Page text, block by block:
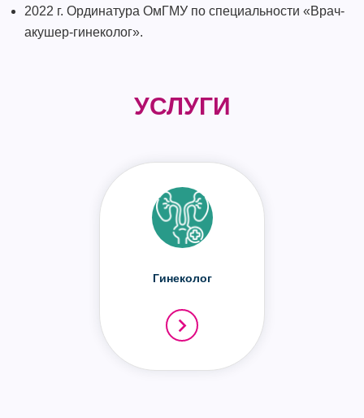
2022 г. Ординатура ОмГМУ по специальности «Врач-
акушер-гинеколог».
УСЛУГИ
Гинеколог